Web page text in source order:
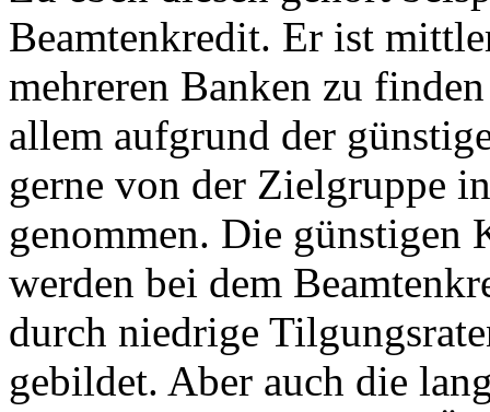
Beamtenkredit. Er ist
mehreren Banken zu
allem aufgrund der
gerne von der Zielgruppe
genommen. Die günstigen
werden bei dem
durch niedrige
gebildet. Aber auch die